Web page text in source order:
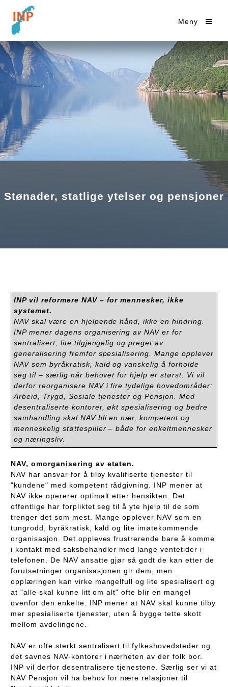
Meny
Stønader, statlige ytelser og pensjoner
INP vil reformere NAV – for mennesker, ikke
systemet.
NAV skal være en hjelpende hånd, ikke en hindring.
INP mener dagens organisering av NAV er for
sentralisert, lite tilgjengelig og preget av
generalisering fremfor spesialisering. Mange opplever
NAV som byråkratisk, kald og vanskelig å forholde
seg til – særlig når behovet for hjelp er størst. Vi vil
derfor reorganisere NAV i fire tydelige hovedområder:
Arbeid, Trygd, Sosiale tjenester og Pensjon. Med
desentraliserte kontorer, økt spesialisering og bedre
samhandling skal NAV bli en nær, kompetent og
menneskelig støttespiller – både for enkeltmennesker
og næringsliv.
NAV, omorganisering av etaten.
NAV har ansvar for å tilby kvalifiserte tjenester til
"kundene" med kompetent rådgivning. INP mener at
NAV ikke opererer optimalt etter hensikten. Det
offentlige har forpliktet seg til å yte hjelp til de som
trenger det som mest. Mange opplever NAV som en
tungrodd, byråkratisk, kald og lite imøtekommende
organisasjon. Det oppleves frustrerende bare å komme
i kontakt med saksbehandler med lange ventetider i
telefonen. De NAV ansatte gjør så godt de kan etter de
forutsetninger organisasjonen gir dem, men
opplæringen kan virke mangelfull og lite spesialisert og
at "alle skal kunne litt om alt" ofte blir en mangel
ovenfor den enkelte. INP mener at NAV skal kunne tilby
mer spesialiserte tjenester, uten å bygge tette skott
mellom avdelingene.
NAV er ofte sterkt sentralisert til fylkeshovedsteder og
det savnes NAV-kontorer i nærheten av der folk bor.
INP vil derfor desentralisere tjenestene. Særlig ser vi at
NAV Pensjon vil ha behov for nære relasjoner til